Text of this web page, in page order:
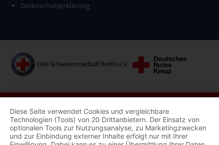
Datenschutzerklärung
Diese Seite verwendet Cookies und vergleichbare
Technologien (Tools) von 20 Drittanbietern. Der Einsatz von
optionalen Tools zur Nutzungsanalyse, zu Marketingzwecken
und zur Einbindung externer Inhalte erfolgt nur mit Ihrer